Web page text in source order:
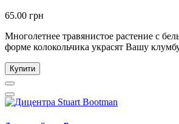
65.00 грн
Многолетнее травянистое растение с
форме колокольчика украсят Вашу
Купити